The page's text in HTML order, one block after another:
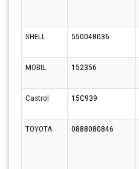
SHELL 550048036
MOBIL
152356
Castrol
15C939
TOYOTA
0888080846